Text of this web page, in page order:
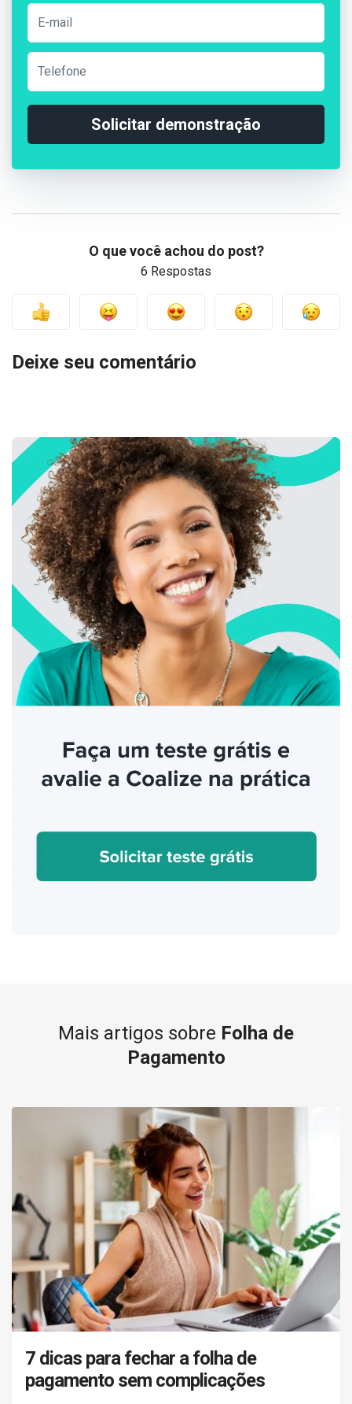
Solicitar demonstração
O que você achou do post?
6 Respostas
Deixe seu comentário
Mais artigos sobre Folha de
Pagamento
7 dicas para fechar a folha de
pagamento sem complicações